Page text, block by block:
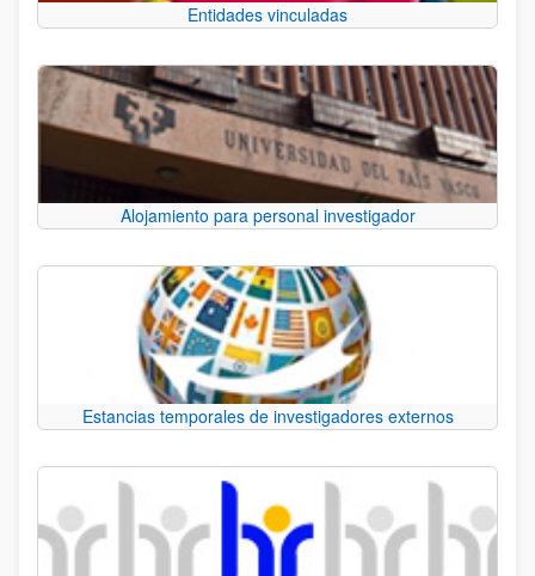
Entidades vinculadas
Alojamiento para personal investigador
Estancias temporales de investigadores externos